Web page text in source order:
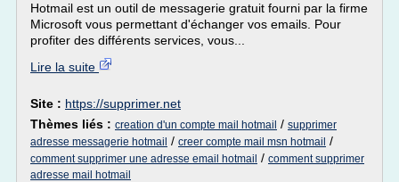
Hotmail est un outil de messagerie gratuit fourni par la firme
Microsoft vous permettant d'échanger vos emails. Pour
profiter des différents services, vous...
Lire la suite
Site : https://supprimer.net
Thèmes liés : creation d'un compte mail hotmail / supprimer
adresse messagerie hotmail / creer compte mail msn hotmail /
comment supprimer une adresse email hotmail / comment supprimer
adresse mail hotmail